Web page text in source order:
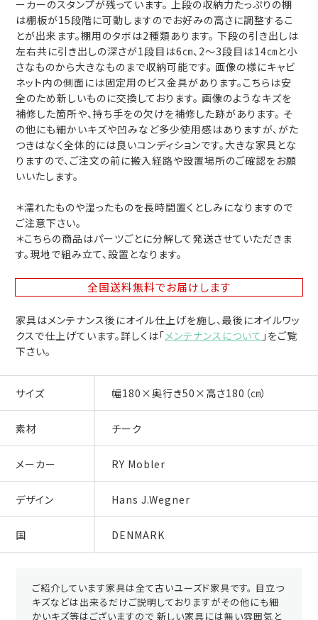
ーカーのスタンプが残っています。 上段の収納力たっぷりの棚
は棚板が15段階に可動しますのでお好みの高さに調整するこ
とが出来ます。棚用のタボは2種類あります。 下段の引き出しは
左右共に引き出しの深さが1段目は6㎝、2～3段目は14㎝と小
さなものから大きなものまで収納可能です。 画像の様にキャビ
ネット内の側面には固定用のビス金具があります。こちらは安
全のため新しいものに交換しております。 画像のようなキズを
補修した箇所や、持ち手をの欠けを補修した跡があります。 そ
の他にも細かいキズや凹みなど多少使用感はありますが、がた
つきはなく全体的には良いコンディションです。大きな家具とな
りますので、ご注文の前に搬入経路や設置場所のご確認をお願
いいたします。
＊濡れたものや湿ったものを長時間置くとしみになりますので
ご注意下さい。
＊こちらの商品はパーツごとに分解して発送させていただきま
す。現地で組み立て、設置となります。
全国送料無料でお届けします
家具はメンテナンス後にオイル仕上げを施し、最後にオイルワッ
クスで仕上げています。詳しくは「メンテナンスについて 」をご覧
下さい。
サイズ 幅180×奥行き50×高さ180（㎝）
素材 チーク
メーカー RY Mobler
デザイン Hans J.Wegner
国 DENMARK
ご紹介しています家具は全て古いユーズド家具です。 目立つ
キズなどは出来るだけご説明しておりますがその他にも細
かいキズ等はございますので 新しい家具には無い雰囲気と